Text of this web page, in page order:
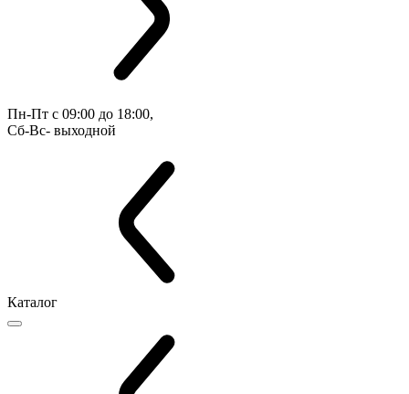
Пн-Пт с 09:00 до 18:00,
Сб-Вс- выходной
Каталог